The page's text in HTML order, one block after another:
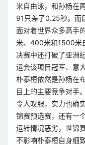
米自由泳，和孙杨在
91只差了0.25秒。而
面对着世界众多高手
米、400米和1500米
决赛中还打破了亚洲
运会该项目冠军、意
朴泰桓依然是孙杨在
目上的主要竞争对手
令人叹服，实力也确
锦赛预选赛，还有一
运转情况恶劣，世锦
不影响朴泰桓自身细